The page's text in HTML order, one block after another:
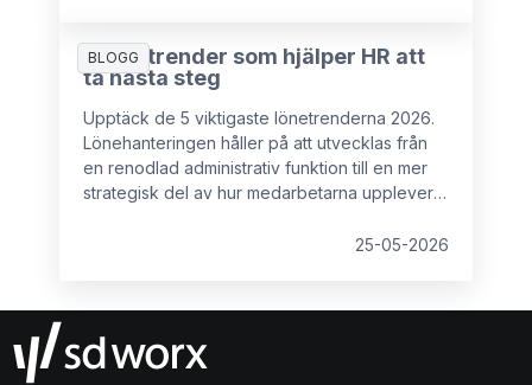
BLOGG
5 lönetrender som hjälper HR att
ta nästa steg
Upptäck de 5 viktigaste lönetrenderna 2026.
Lönehanteringen håller på att utvecklas från
en renodlad administrativ funktion till en mer
strategisk del av hur medarbetarna upplever
lönehanteringen spelar en allt större roll i25-05-2026